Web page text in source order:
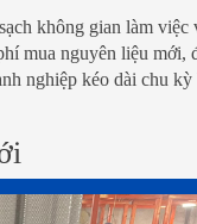
không gian làm việc
mua nguyên liệu mới,
nghiệp kéo dài chu